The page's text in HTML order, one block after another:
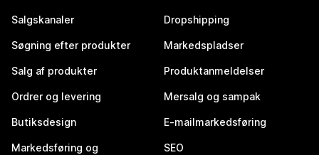
Salgskanaler
Søgning efter produkter
Salg af produkter
Ordrer og levering
Butiksdesign
Markedsføring og
Dropshipping
Markedspladser
Produktanmeldelser
Mersalg og sampak
E-mailmarkedsføring
SEO